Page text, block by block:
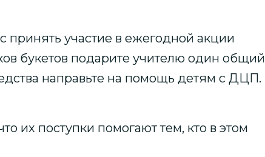
участие в ежегодной акции
букетов подарите учителю один общий
направьте на помощь детям с ДЦП.
их поступки помогают тем, кто в этом